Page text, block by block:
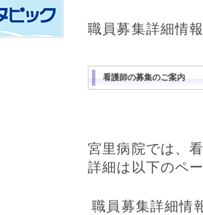
職員募集詳細情
看護師の募集のご案内
宮里病院では、
詳細は以下のペ
職員募集詳細情